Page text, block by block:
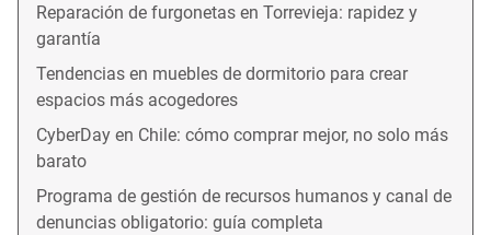
Reparación de furgonetas en Torrevieja: rapidez y
garantía
Tendencias en muebles de dormitorio para crear
espacios más acogedores
CyberDay en Chile: cómo comprar mejor, no solo más
barato
Programa de gestión de recursos humanos y canal de
denuncias obligatorio: guía completa